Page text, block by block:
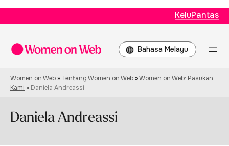
KeluPantas
Choose
a
Women on Web » Tentang Women on Web »Women on Web: Pasukan
Kami » Daniela Andreassi
Daniela Andreassi